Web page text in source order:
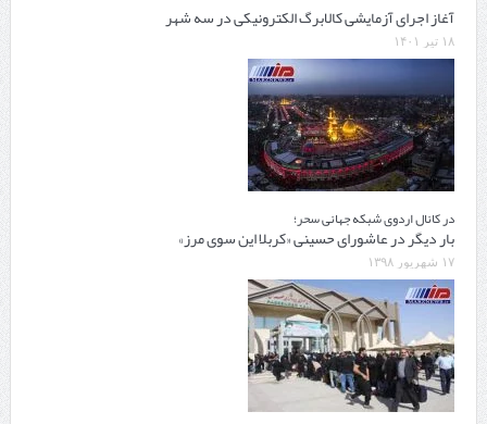
آغاز اجرای آزمایشی کالابرگ الکترونیکی در سه شهر
۱۸ تیر ۱۴۰۱
در کانال اردوی شبکه جهانی سحر؛
بار دیگر در عاشورای حسینی «کربلا این سوی مرز»
۱۷ شهریور ۱۳۹۸